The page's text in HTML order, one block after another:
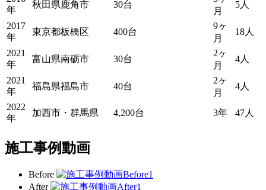
年
秋田県鹿角市 30台
月
5人
2017
年
東京都板橋区 400台
9ヶ
月
18人
2021
年
富山県南砺市 30台
2ヶ
月
4人
2021
年
福島県福島市 40台
2ヶ
月
4人
2022
年
加西市・群馬県 4,200台 3年 47人
施工事例動画
Before
After